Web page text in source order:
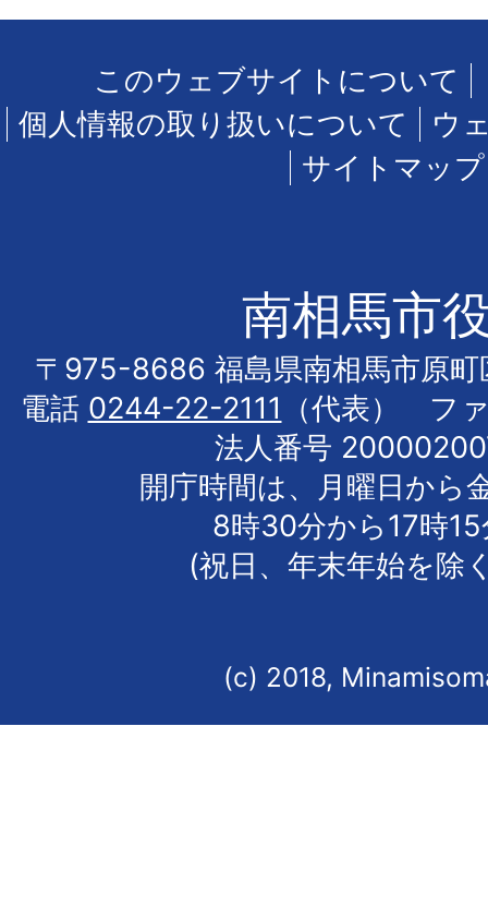
このウェブサイトについて
個人情報の取り扱いについて
ウ
サイトマップ
南相馬市
〒975-8686 福島県南相馬市原町
電話 0244-22-2111
（代表） フ
法人番号
開庁時間は、月曜日から
8時30分から17時
(祝日、年末年始を除
(c) 2018,